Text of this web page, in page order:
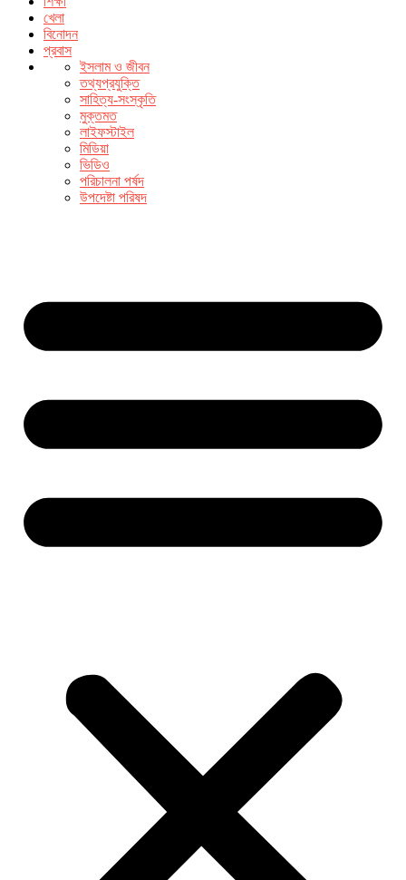
খেলা
বিনোদন
প্রবাস
ইসলাম ও জীবন
তথ্যপ্রযুক্তি
সাহিত্য-সংস্কৃতি
মুক্তমত
লাইফস্টাইল
মিডিয়া
ভিডিও
পরিচালনা পর্ষদ
উপদেষ্টা পরিষদ